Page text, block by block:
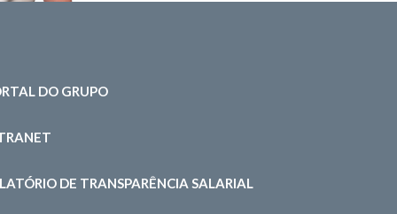
DO GRUPO
DE TRANSPARÊNCIA SALARIAL